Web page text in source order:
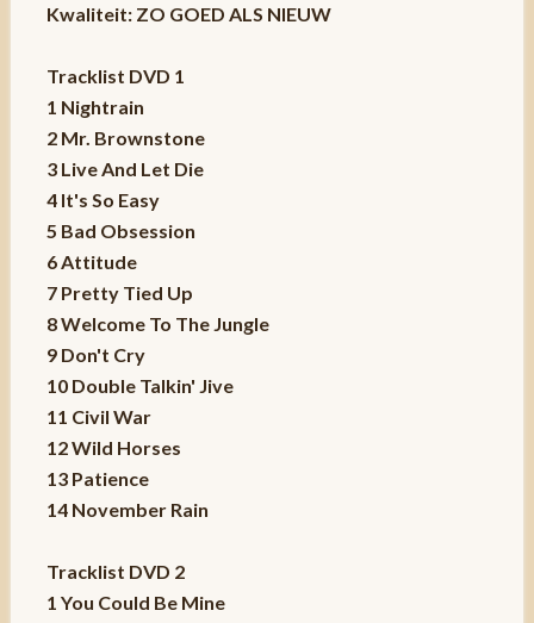
Kwaliteit: ZO GOED ALS NIEUW
Tracklist DVD 1
1 Nightrain
2 Mr. Brownstone
3 Live And Let Die
4 It's So Easy
5 Bad Obsession
6 Attitude
7 Pretty Tied Up
8 Welcome To The Jungle
9 Don't Cry
10 Double Talkin' Jive
11 Civil War
12 Wild Horses
13 Patience
14 November Rain
Tracklist DVD 2
1 You Could Be Mine